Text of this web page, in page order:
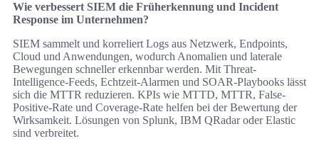
Wie verbessert SIEM die Früherkennung und Incident
Response im Unternehmen?
SIEM sammelt und korreliert Logs aus Netzwerk, Endpoints,
Cloud und Anwendungen, wodurch Anomalien und laterale
Bewegungen schneller erkennbar werden. Mit Threat-
Intelligence-Feeds, Echtzeit-Alarmen und SOAR-Playbooks lässt
sich die MTTR reduzieren. KPIs wie MTTD, MTTR, False-
Positive-Rate und Coverage-Rate helfen bei der Bewertung der
Wirksamkeit. Lösungen von Splunk, IBM QRadar oder Elastic
sind verbreitet.